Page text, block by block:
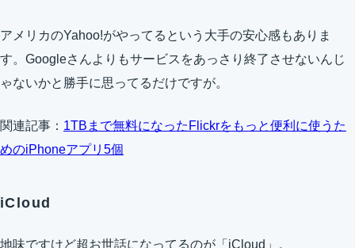
アメリカのYahoo!がやってるという大手の安心感もありま
す。Googleさんよりもサービスをあっさり終了させないんじ
ゃないかと勝手に思ってるだけですが。
関連記事： 1TBまで無料になったFlickrをもっと便利に使うた
めのiPhoneアプリ5個
iCloud
地味ですけど超お世話になってるのが「iCloud」。